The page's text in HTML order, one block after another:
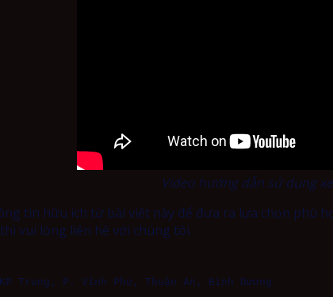
Video hướng dẫn sử dụng
tin hữu ích từ bài viết này để đưa ra lựa chọn phù
vui lòng liên hệ với chúng tôi.